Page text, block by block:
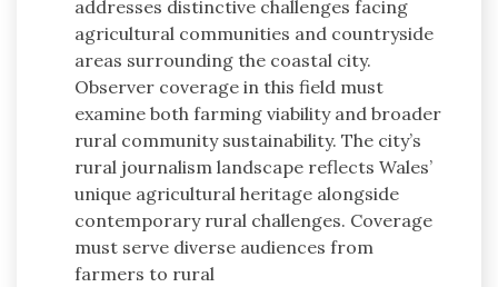
addresses distinctive challenges facing
agricultural communities and countryside
areas surrounding the coastal city.
Observer coverage in this field must
examine both farming viability and broader
rural community sustainability. The city’s
rural journalism landscape reflects Wales’
unique agricultural heritage alongside
contemporary rural challenges. Coverage
must serve diverse audiences from
farmers to rural